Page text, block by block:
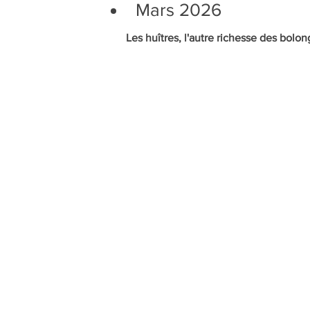
Mars 2026
Les huîtres, l'autre richesse des